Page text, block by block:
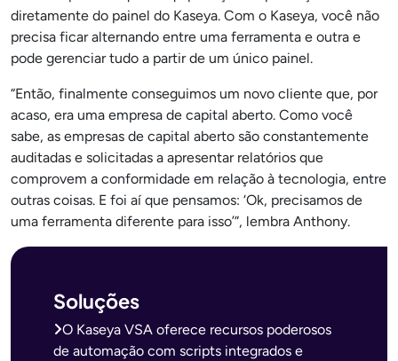
diretamente do painel do Kaseya. Com o Kaseya, você não
precisa ficar alternando entre uma ferramenta e outra e
pode gerenciar tudo a partir de um único painel.
“Então, finalmente conseguimos um novo cliente que, por
acaso, era uma empresa de capital aberto. Como você
sabe, as empresas de capital aberto são constantemente
auditadas e solicitadas a apresentar relatórios que
comprovem a conformidade em relação à tecnologia, entre
outras coisas. E foi aí que pensamos: ‘Ok, precisamos de
uma ferramenta diferente para isso’”, lembra Anthony.
Soluções
O Kaseya VSA oferece recursos poderosos
de automação com scripts integrados e